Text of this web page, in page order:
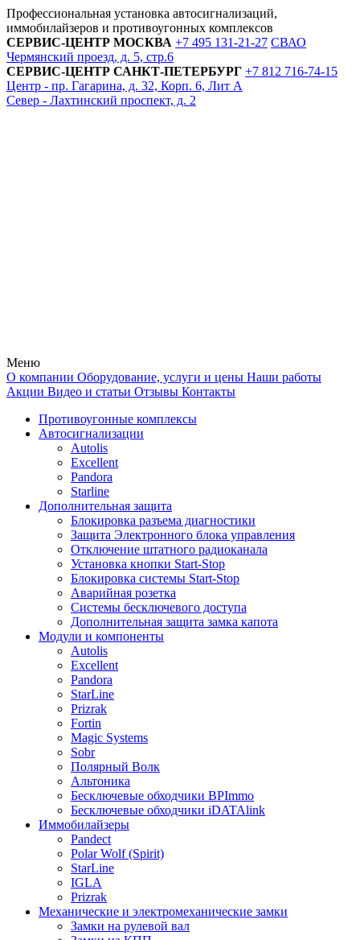
Профессиональная установка автосигнализаций,
иммобилайзеров и противоугонных комплексов
СЕРВИС-ЦЕНТР МОСКВА +7 495 131-21-27 СВАО
Чермянский проезд, д. 5, стр.6
СЕРВИС-ЦЕНТР САНКТ-ПЕТЕРБУРГ +7 812 716-74-15
Центр - пр. Гагарина, д. 32, Корп. 6, Лит А
Север - Лахтинский проспект, д. 2
Меню
О компании Оборудование, услуги и цены Наши работы
Акции Видео и статьи Отзывы Контакты
Противоугонные комплексы
Автосигнализации
Autolis
Excellent
Pandora
Starline
Дополнительная защита
Блокировка разъема диагностики
Защита Электронного блока управления
Отключение штатного радиоканала
Установка кнопки Start-Stop
Блокировка системы Start-Stop
Аварийная розетка
Системы бесключевого доступа
Дополнительная защита замка капота
Модули и компоненты
Autolis
Excellent
Pandora
StarLine
Prizrak
Fortin
Magic Systems
Sobr
Полярный Волк
Альтоника
Бесключевые обходчики BPImmo
Бесключевые обходчики iDATAlink
Иммобилайзеры
Pandect
Polar Wolf (Spirit)
StarLine
IGLA
Prizrak
Механические и электромеханические замки
Замки на рулевой вал